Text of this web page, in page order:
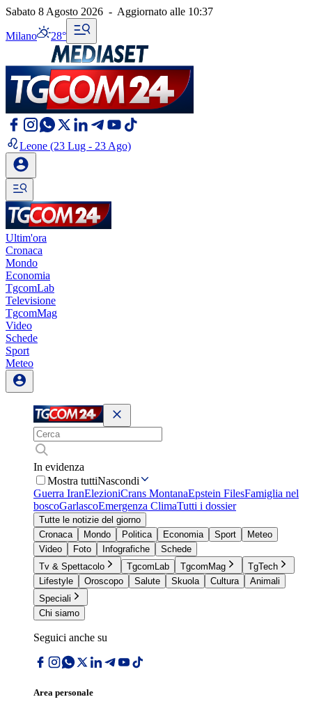
Sabato 8 Agosto 2026 - Aggiornato alle 10:37
Milano 28°
Leone (23 Lug - 23 Ago)
Ultim'ora
Cronaca
Mondo
Economia
TgcomLab
Televisione
TgcomMag
Video
Schede
Sport
Meteo
In evidenza
Mostra tuttiNascondi
Guerra IranElezioniCrans MontanaEpstein FilesFamiglia nel
boscoGarlascoEmergenza ClimaTutti i dossier
Tutte le notizie del giorno
Cronaca
Mondo Politica Economia Sport
Meteo
Video
Foto Infografiche
Schede
Tv & Spettacolo
TgcomLab TgcomMag
TgTech
Lifestyle
Oroscopo Salute Skuola Cultura
Animali
Speciali
Chi siamo
Seguici anche su
Area personale